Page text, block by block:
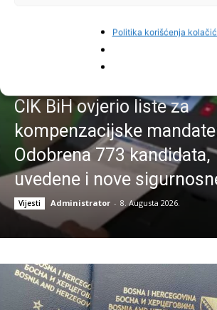
Politika korišćenja
CIK BiH ovjerio liste za
kompenzacijske
Odobrena 773 kandidata,
uvedene i nove
Vijesti Administrator - 8. Augusta 2026.